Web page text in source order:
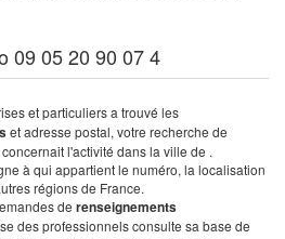
09 05 20 90 07 4
et particuliers a trouvé les
et adresse postal, votre recherche de
l'activité dans la ville de .
à qui appartient le numéro, la localisation
régions de France.
de renseignements
des professionnels consulte sa base de